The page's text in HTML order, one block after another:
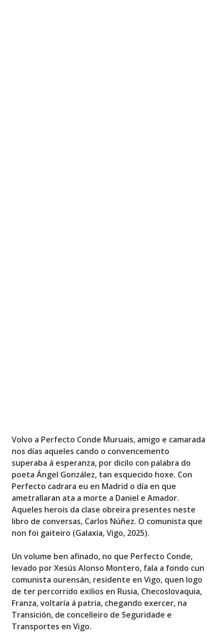
Volvo a Perfecto Conde Muruais, amigo e camarada
nos días aqueles cando o convencemento
superaba á esperanza, por dicilo con palabra do
poeta Ángel González, tan esquecido hoxe. Con
Perfecto cadrara eu en Madrid o día en que
ametrallaran ata a morte a Daniel e Amador.
Aqueles herois da clase obreira presentes neste
libro de conversas, Carlos Núñez. O comunista que
non foi gaiteiro (Galaxia, Vigo, 2025).
Un volume ben afinado, no que Perfecto Conde,
levado por Xesús Alonso Montero, fala a fondo cun
comunista ourensán, residente en Vigo, quen logo
de ter percorrido exilios en Rusia, Checoslovaquia,
Franza, voltaría á patria, chegando exercer, na
Transición, de concelleiro de Seguridade e
Transportes en Vigo.